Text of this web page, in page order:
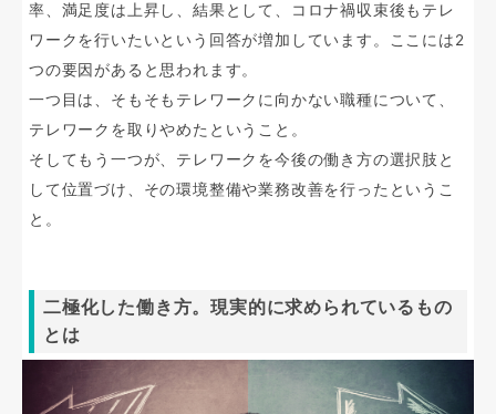
率、満足度は上昇し、結果として、コロナ禍収束後もテレ
ワークを行いたいという回答が増加しています。ここには2
つの要因があると思われます。
一つ目は、そもそもテレワークに向かない職種について、
テレワークを取りやめたということ。
そしてもう一つが、テレワークを今後の働き方の選択肢と
して位置づけ、その環境整備や業務改善を行ったというこ
と。
二極化した働き方。現実的に求められているもの
とは